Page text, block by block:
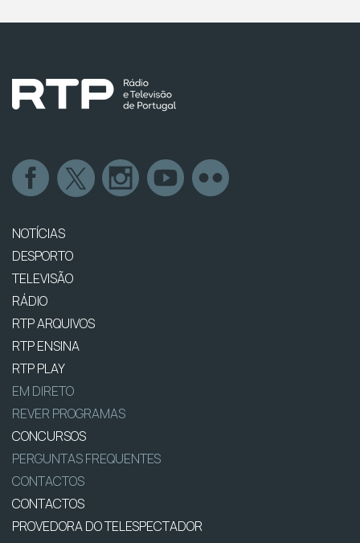
NOTÍCIAS
DESPORTO
TELEVISÃO
RÁDIO
RTP ARQUIVOS
RTP ENSINA
RTP PLAY
EM DIRETO
REVER PROGRAMAS
CONCURSOS
PERGUNTAS FREQUENTES
CONTACTOS
CONTACTOS
PROVEDORA DO TELESPECTADOR